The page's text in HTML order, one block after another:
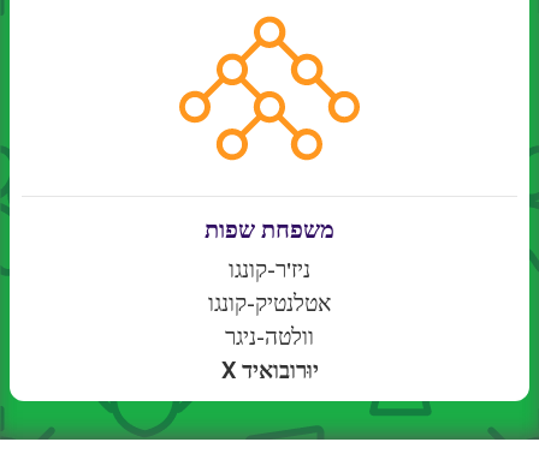
משפחת שפות
ניז'ר-קונגו
אטלנטיק-קונגו
וולטה-ניגר
יוּרובואיד X